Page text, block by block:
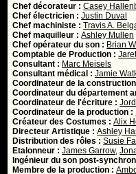
Chef décorateur :Casey
Chef électricien :Justin Duval
Chef machiniste :Travis A.
Chef maquilleur :Ashley Mullen
Chef opérateur du son : Brian
Comptable de Production :
Consultant : Marc Meisels
Consultant médical :Jamie
Coordinateur de la
Coordinateur du département
Coordinateur de l'écriture :
Coordinateur de la production :
Créateur des Costumes :Alix
Directeur Artistique :Ashley
Distribution des rôles :Susie
Etalonneur :James Garrow,
Ingénieur du son post-
Membre de la production :